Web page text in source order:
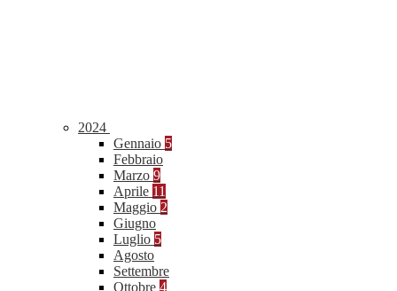
2024
Gennaio 5
Febbraio
Marzo 9
Aprile 11
Maggio 2
Giugno
Luglio 5
Agosto
Settembre
Ottobre 4